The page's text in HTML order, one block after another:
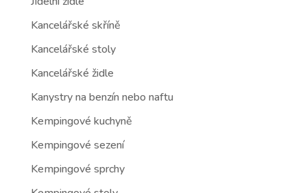
Kancelářské skříně
Kancelářské stoly
Kancelářské židle
Kanystry na benzín nebo naftu
Kempingové kuchyně
Kempingové sezení
Kempingové sprchy